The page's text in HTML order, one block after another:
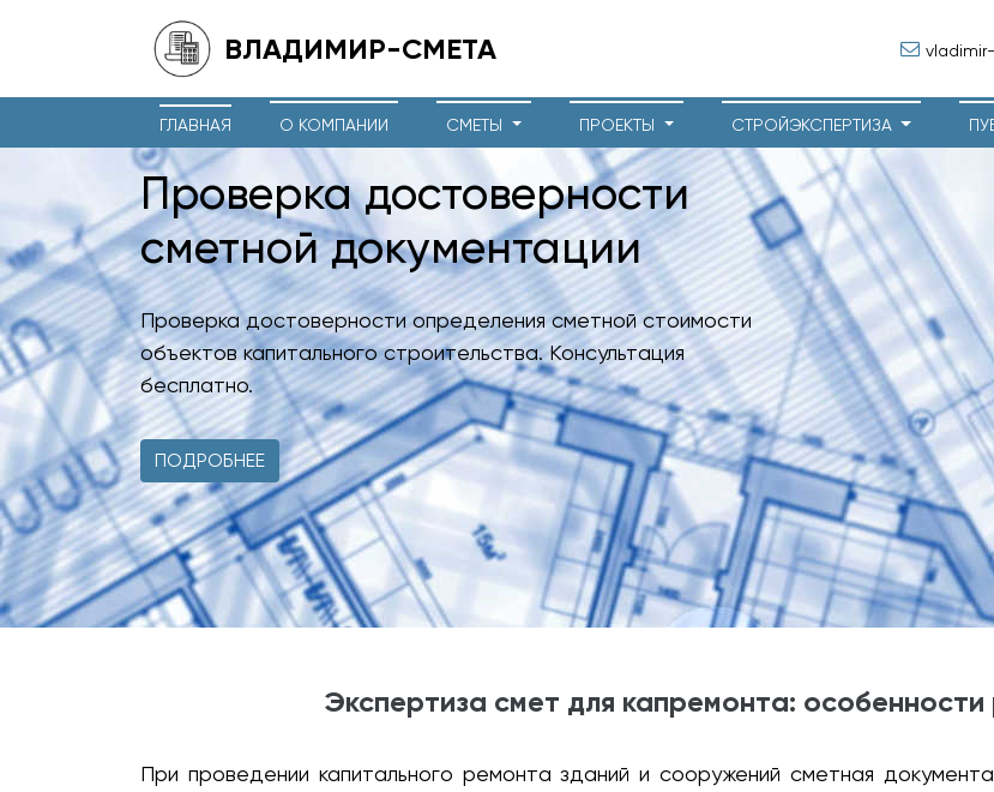
ВЛАДИМИР-СМЕТА
ГЛАВНАЯ О КОМПАНИИ СМЕТЫ ПРОЕКТЫ СТРОЙЭКСПЕРТИЗА
Проверка достоверности
сметной документации
Проверка достоверности определения сметной стоимости
объектов капитального строительства. Консультация
бесплатно.
ПОДРОБНЕЕ
Экспертиза смет для капремонта:
При проведении капитального ремонта зданий и сооружений сметная